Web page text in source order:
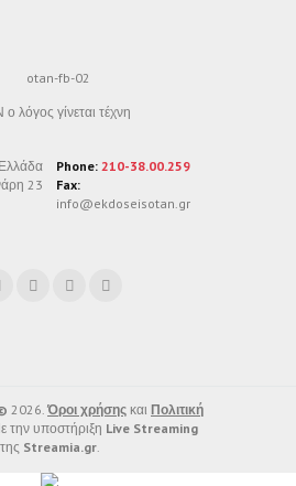
λόγος γίνεται τέχνη
Phone: 210-38.00.259
Fax:
info@ekdoseisotan.gr
23
2026. Όροι χρήσης και Πολιτική
την υποστήριξη Live Streaming
της Streamia.gr.